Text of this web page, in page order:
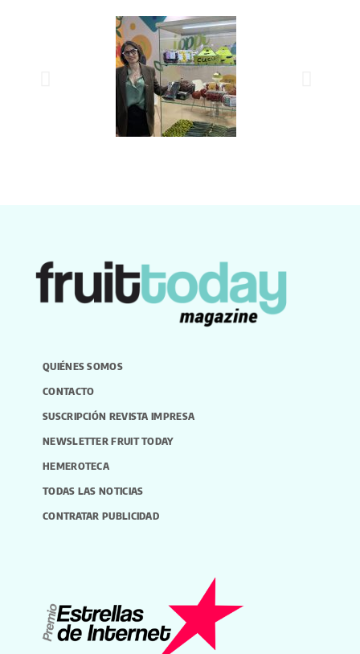
QUIÉNES SOMOS
CONTACTO
SUSCRIPCIÓN REVISTA IMPRESA
NEWSLETTER FRUIT TODAY
HEMEROTECA
TODAS LAS NOTICIAS
CONTRATAR PUBLICIDAD